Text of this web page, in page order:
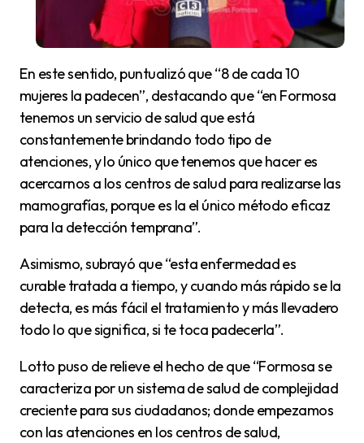
En este sentido, puntualizó que “8 de cada 10
mujeres la padecen”, destacando que “en Formosa
tenemos un servicio de salud que está
constantemente brindando todo tipo de
atenciones, y lo único que tenemos que hacer es
acercarnos a los centros de salud para realizarse las
mamografías, porque es la el único método eficaz
para la detección temprana”.
Asimismo, subrayó que “esta enfermedad es
curable tratada a tiempo, y cuando más rápido se la
detecta, es más fácil el tratamiento y más llevadero
todo lo que significa, si te toca padecerla”.
Lotto puso de relieve el hecho de que “Formosa se
caracteriza por un sistema de salud de complejidad
creciente para sus ciudadanos; donde empezamos
con las atenciones en los centros de salud,